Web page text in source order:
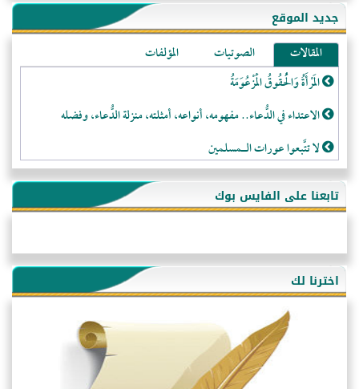
جديد الموقع
المقالات الصوتيات
المؤلفات
المَرْأَةُ وَالْحُقُوقُ الْمَزْعُوَمَةُ
الاعتداء في الدُّعاء.. مفهومه، أنواعه، أمثلته، منزلة الدُّعاء، وفضله
لا تتَّبعوا عورات الـمسلمين
فقه النَّصيحة عند الصَّحابة الكرام رضي الله عنهم
لَا عِزَّةَ إِلَّا بِالإِسْلَامِ
هذه سبيلنا فماذا تنقمون؟!
أُسُـسُ بَـيْـتِ الـمُسْـلِمِ
التَّعْلِيمُ القُرْآنِي
كلمة إلى إخواني السلفيين في الجزائر
تابعنا على الفايس بوك
اخترنا لك